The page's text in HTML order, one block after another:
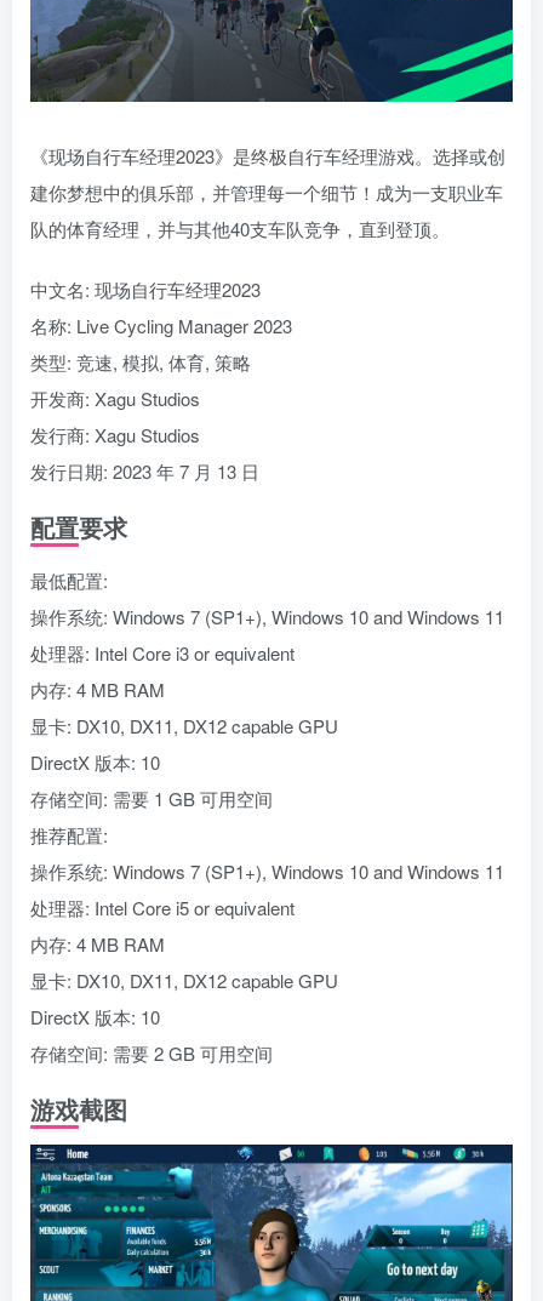
《现场自行车经理2023》是终极自行车经理游戏。选择或创
建你梦想中的俱乐部，并管理每一个细节！成为一支职业车
队的体育经理，并与其他40支车队竞争，直到登顶。
中文名: 现场自行车经理2023
名称: Live Cycling Manager 2023
类型: 竞速, 模拟, 体育, 策略
开发商: Xagu Studios
发行商: Xagu Studios
发行日期: 2023 年 7 月 13 日
配置要求
最低配置:
操作系统: Windows 7 (SP1+), Windows 10 and Windows 11
处理器: Intel Core i3 or equivalent
内存: 4 MB RAM
显卡: DX10, DX11, DX12 capable GPU
DirectX 版本: 10
存储空间: 需要 1 GB 可用空间
推荐配置:
操作系统: Windows 7 (SP1+), Windows 10 and Windows 11
处理器: Intel Core i5 or equivalent
内存: 4 MB RAM
显卡: DX10, DX11, DX12 capable GPU
DirectX 版本: 10
存储空间: 需要 2 GB 可用空间
游戏截图